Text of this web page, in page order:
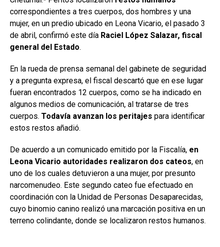
correspondientes a tres cuerpos, dos hombres y una
mujer, en un predio ubicado en Leona Vicario, el pasado 3
de abril, confirmó este día Raciel López Salazar, fiscal
general del Estado.
En la rueda de prensa semanal del gabinete de seguridad
y a pregunta expresa, el fiscal descartó que en ese lugar
fueran encontrados 12 cuerpos, como se ha indicado en
algunos medios de comunicación, al tratarse de tres
cuerpos. Todavía avanzan los peritajes para identificar
estos restos añadió.
De acuerdo a un comunicado emitido por la Fiscalía, en
Leona Vicario autoridades realizaron dos cateos, en
uno de los cuales detuvieron a una mujer, por presunto
narcomenudeo. Este segundo cateo fue efectuado en
coordinación con la Unidad de Personas Desaparecidas,
cuyo binomio canino realizó una marcación positiva en un
terreno colindante, donde se localizaron restos humanos.